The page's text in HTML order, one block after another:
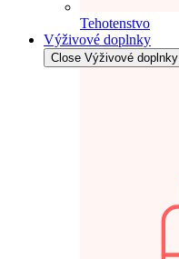
Tehotenstvo
Výživové doplnky
Close Výživové doplnky